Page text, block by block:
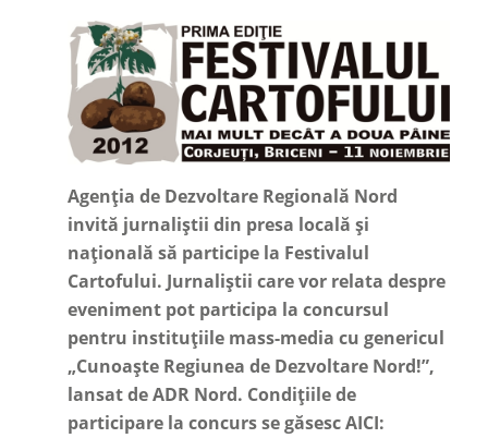
Agenția de Dezvoltare Regională Nord
invită jurnaliștii din presa locală și
națională să participe la Festivalul
Cartofului. Jurnaliștii care vor relata despre
eveniment pot participa la concursul
pentru instituțiile mass-media cu genericul
„Cunoaște Regiunea de Dezvoltare Nord!”,
lansat de ADR Nord. Condițiile de
participare la concurs se găsesc AICI: